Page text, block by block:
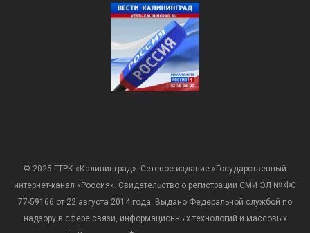
© 2025 ГТРК «Калининград». Сетевое издание «Государственный
интернет-канал «Россия». Свидетельство о регистрации СМИ ЭЛ № ФС
77-59166 от 22 августа 2014 года. Выдано Федеральной службой по
надзору в сфере связи, информационных технологий и массовых